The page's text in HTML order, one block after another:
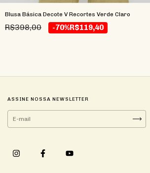
Blusa Básica Decote V Recortes Verde Claro
R$398,00 -70%R$119,40
ASSINE NOSSA NEWSLETTER